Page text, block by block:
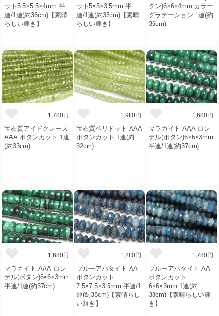
ット5.5×5.5×4mm 半
連/1連(約36cm)【素晴
らしい輝き】
ット5×5×3.5mm 半
連/1連(約35cm)【素晴
らしい輝き】
タン)6×6×4mm カラー
グラデーション 1連(約
36cm)
1,780円
宝石質アイドクレース
AAA ボタンカット 1連
(約33cm)
1,980円
宝石質ペリドット AAA
ボタンカット 1連(約
32cm)
1,680円
マラカイト AAA ロン
デル(ボタン)6×6×3mm
半連/1連(約37cm)
1,680円
マラカイト AAA ロン
デル(ボタン)6×6×3mm
半連/1連(約37cm)
1,280円
ブルーアパタイト AA
ボタンカット
7.5×7.5×3.5mm 半連/1
連(約38cm)【素晴らし
い輝き】
1,780円
ブルーアパタイト AA
ボタンカット
6×6×3mm 1連(約
38cm)【素晴らしい輝
き】